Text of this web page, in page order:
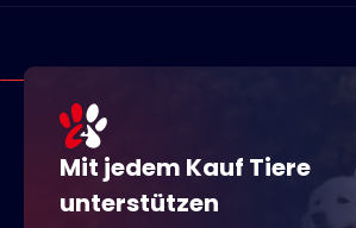
Mit jedem Kauf Tiere
unterstützen